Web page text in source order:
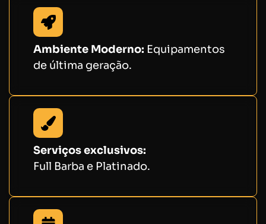
Ambiente Moderno: Equipamentos
de última geração.
Serviços exclusivos:
Full Barba e Platinado.